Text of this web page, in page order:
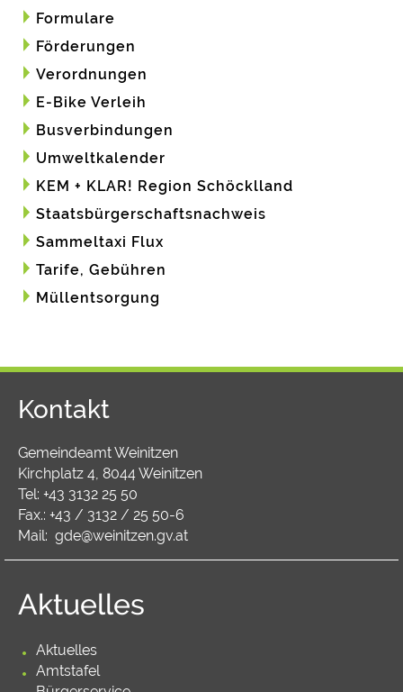
Formulare
Förderungen
Verordnungen
E-Bike Verleih
Busverbindungen
Umweltkalender
KEM + KLAR! Region Schöcklland
Staatsbürgerschaftsnachweis
Sammeltaxi Flux
Tarife, Gebühren
Müllentsorgung
Kontakt
Gemeindeamt Weinitzen
Kirchplatz 4, 8044 Weinitzen
Tel: +43 3132 25 50
Fax.: +43 / 3132 / 25 50-6
Mail: gde@weinitzen.gv.at
Aktuelles
Aktuelles
Amtstafel